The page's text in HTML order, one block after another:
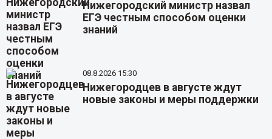
Нижегородский министр назвал
ЕГЭ честным способом оценки
знаний
08.8.2026 15:30
Нижегородцев в августе ждут
новые законы и меры поддержки